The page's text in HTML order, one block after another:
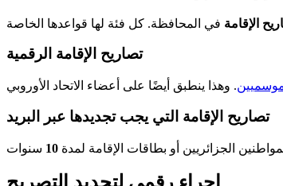
الإقامة
تصاريح الإقامة الرقمية
تصاريح الإقامة التي يجب تجديدها عبر البريد
الجزائريين أو بطاقات الإقامة لمدة 10